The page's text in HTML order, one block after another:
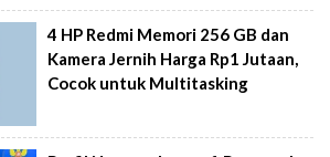
4 HP Redmi Memori 256 GB dan
Kamera Jernih Harga Rp1 Jutaan,
Cocok untuk Multitasking